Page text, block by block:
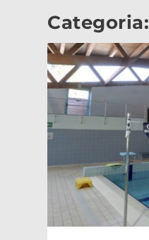
Categoria: